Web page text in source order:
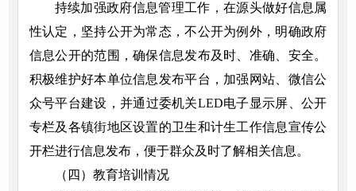
持续加强政府信息管理工作，在源头做好信息属
性认定，坚持公开为常态，不公开为例外，明确政府
信息公开的范围，确保信息发布及时、准确、安全。
积极维护好本单位信息发布平台，加强网站、微信公
众号平台建设，并通过委机关LED电子显示屏、公开
专栏及各镇街地区设置的卫生和计生工作信息宣传公
开栏进行信息发布，便于群众及时了解相关信息。
（四）教育培训情况